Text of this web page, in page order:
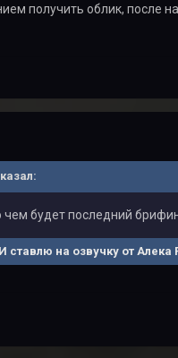
получить облик, после
чем будет последний
на озвучку от Алека